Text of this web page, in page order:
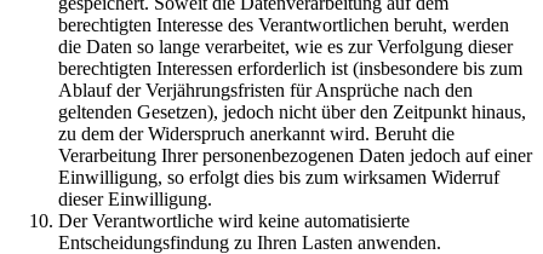
berechtigten Interesse des Verantwortlichen beruht, werden
die Daten so lange verarbeitet, wie es zur Verfolgung dieser
berechtigten Interessen erforderlich ist (insbesondere bis zum
Ablauf der Verjährungsfristen für Ansprüche nach den
geltenden Gesetzen), jedoch nicht über den Zeitpunkt hinaus,
zu dem der Widerspruch anerkannt wird. Beruht die
Verarbeitung Ihrer personenbezogenen Daten jedoch auf einer
Einwilligung, so erfolgt dies bis zum wirksamen Widerruf
dieser Einwilligung.
Der Verantwortliche wird keine automatisierte
Entscheidungsfindung zu Ihren Lasten anwenden.